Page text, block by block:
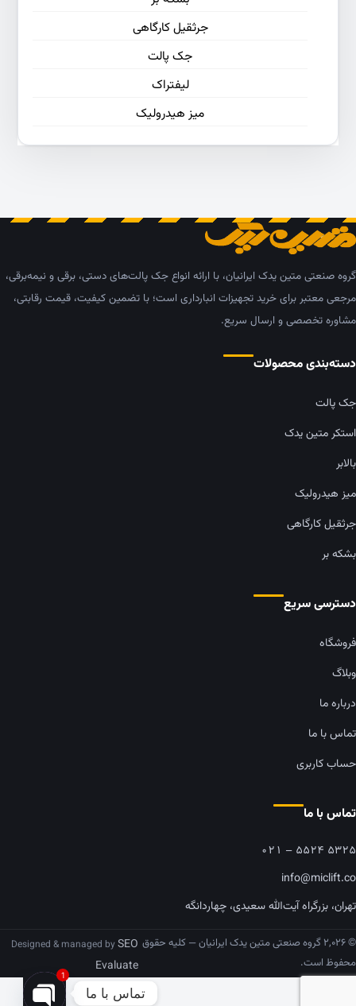
جرثقیل کارگاهی
جک پالت
لیفتراک
میز هیدرولیک
گروه صنعتی متین یدک ایرانیان، با ارائه انواع جک پالت‌های دستی، برقی و نیمه‌برقی،
مرجعی معتبر برای خرید تجهیزات انبارداری است؛ با تضمین کیفیت، قیمت رقابتی،
مشاوره تخصصی و ارسال سریع.
دسته‌بندی محصولات
جک پالت
استکر متین یدک
بالابر
میز هیدرولیک
جرثقیل کارگاهی
بشکه بر
دسترسی سریع
فروشگاه
وبلاگ
درباره ما
تماس با ما
حساب کاربری
تماس با ما
۰۲۱ – ۵۵۲۴ ۵۳۲۵
info@miclift.co
تهران، بزرگراه آیت‌الله سعیدی، چهاردانگه
© ۲,۰۲۶ گروه صنعتی متین یدک ایرانیان — کلیه حقوق
محفوظ است.
Designed & managed bySEO
Evaluate
تماس با ما
1